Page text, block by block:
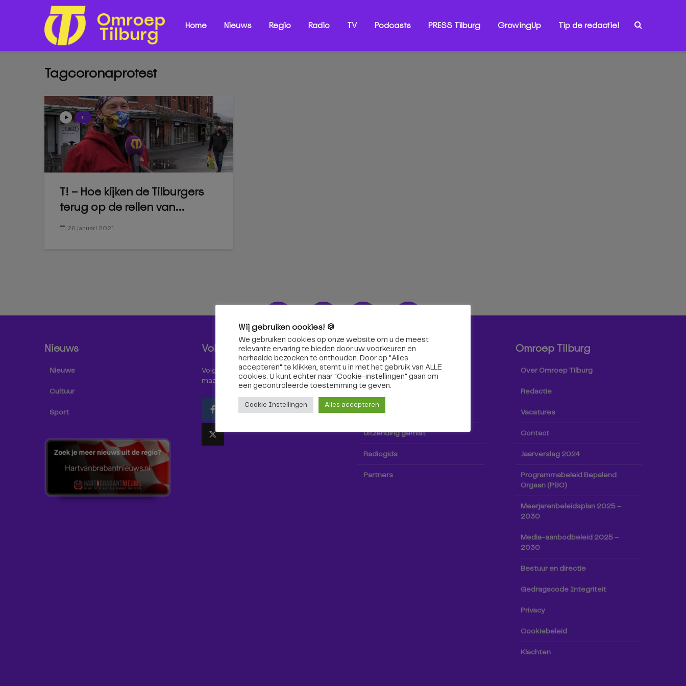
Home Nieuws Regio Radio TV Podcasts PRESS Tilburg GrowingUp Tip de redactie!
Tagcoronaprotest
T!
T! – Hoe kijken de Tilburgers
terug op de rellen van...
26 januari 2021
Nieuws
Nieuws
Cultuur
Sport
Volg ons!
Volg Omroep Tilburg niet alleen hier,
maar ook via social media!
Radio & TV
Kijk tv
Radio
TV-gids
Uitzending gemist
Radiogids
Partners
Omroep Tilburg
Over Omroep Tilburg
Redactie
Vacatures
Contact
Jaarverslag 2024
Programmabeleid Bepalend
Orgaan (PBO)
Meerjarenbeleidsplan 2025 –
2030
Media-aanbodbeleid 2025 –
2030
Bestuur en directie
Gedragscode Integriteit
Privacy
Cookiebeleid
Klachten
Wij gebruiken cookies! 🍪
We gebruiken cookies op onze website om u de meest
relevante ervaring te bieden door uw voorkeuren en
herhaalde bezoeken te onthouden. Door op "Alles
accepteren" te klikken, stemt u in met het gebruik van ALLE
cookies. U kunt echter naar "Cookie-instellingen" gaan om
een ​​gecontroleerde toestemming te geven.
Cookie Instellingen Alles accepteren